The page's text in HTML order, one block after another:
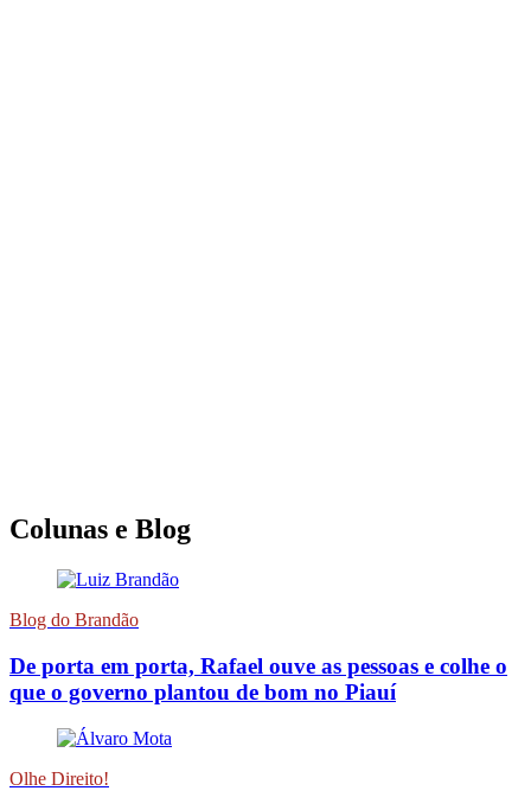
Colunas e Blog
Blog do Brandão
De porta em porta, Rafael ouve as pessoas e colhe o
que o governo plantou de bom no Piauí
Olhe Direito!